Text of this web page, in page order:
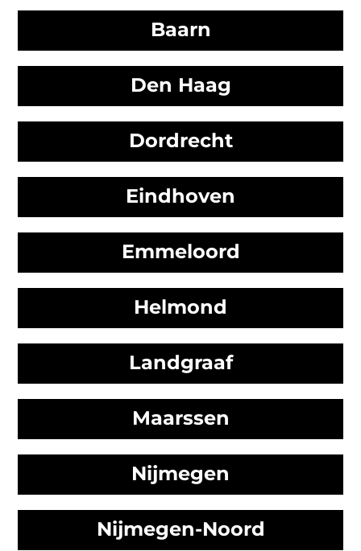
Baarn
Den Haag
Dordrecht
Eindhoven
Emmeloord
Helmond
Landgraaf
Maarssen
Nijmegen
Nijmegen-Noord